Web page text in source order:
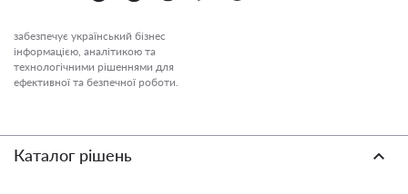
забезпечує український бізнес
інформацією, аналітикою та
технологічними рішеннями для
ефективної та безпечної роботи.
Каталог рішень